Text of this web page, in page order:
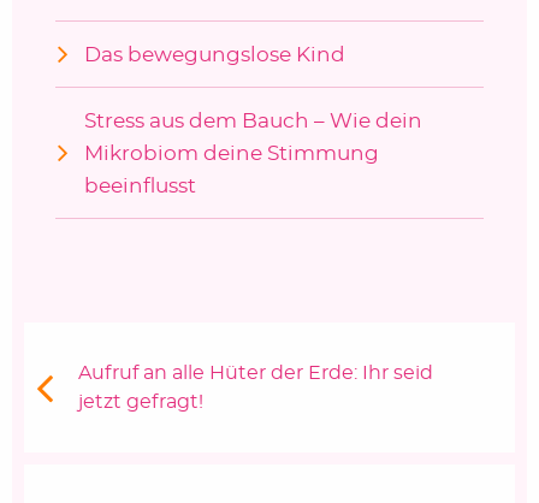
Das bewegungslose Kind
Stress aus dem Bauch – Wie dein
Mikrobiom deine Stimmung
beeinflusst
Vorheriger Beitrag:
Aufruf an alle Hüter der Erde: Ihr seid
jetzt gefragt!